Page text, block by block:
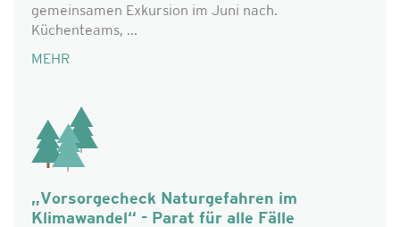
gemeinsamen Exkursion im Juni nach.
Küchenteams, ...
MEHR
„Vorsorgecheck Naturgefahren im
Klimawandel“ - Parat für alle Fälle